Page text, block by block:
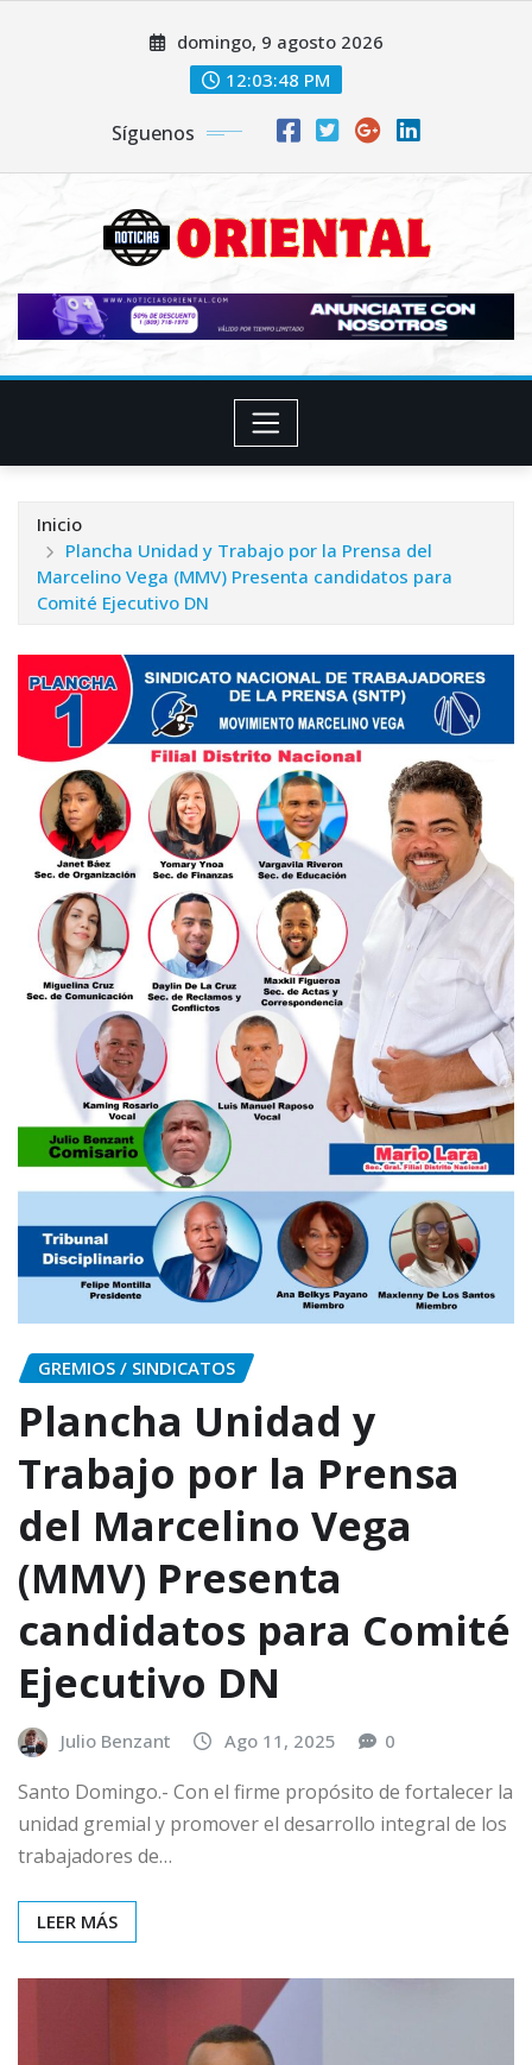
domingo, 9 agosto 2026
12:03:49 PM
Síguenos
Inicio
Plancha Unidad y Trabajo por la Prensa del
Marcelino Vega (MMV) Presenta candidatos para
Comité Ejecutivo DN
GREMIOS / SINDICATOS
Plancha Unidad y
Trabajo por la Prensa
del Marcelino Vega
(MMV) Presenta
candidatos para Comité
Ejecutivo DN
Julio Benzant Ago 11, 2025 0
Santo Domingo.- Con el firme propósito de fortalecer la
unidad gremial y promover el desarrollo integral de los
trabajadores de…
LEER MÁS